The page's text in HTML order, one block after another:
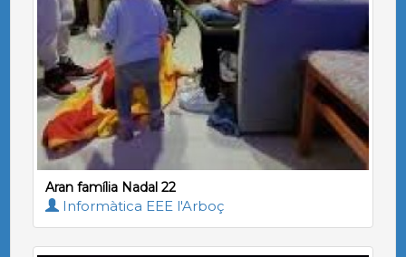
Aran família Nadal 22
Informàtica EEE l'Arboç